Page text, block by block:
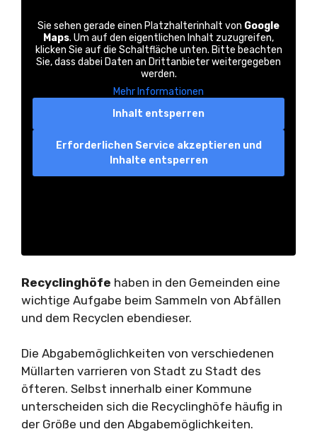
Sie sehen gerade einen Platzhalterinhalt von Google
Maps. Um auf den eigentlichen Inhalt zuzugreifen,
klicken Sie auf die Schaltfläche unten. Bitte beachten
Sie, dass dabei Daten an Drittanbieter weitergegeben
werden.
Mehr Informationen
Inhalt entsperren
Erforderlichen Service akzeptieren und
Inhalte entsperren
Recyclinghöfe haben in den Gemeinden eine
wichtige Aufgabe beim Sammeln von Abfällen
und dem Recyclen ebendieser.
Die Abgabemöglichkeiten von verschiedenen
Müllarten varrieren von Stadt zu Stadt des
öfteren. Selbst innerhalb einer Kommune
unterscheiden sich die Recyclinghöfe häufig in
der Größe und den Abgabemöglichkeiten.